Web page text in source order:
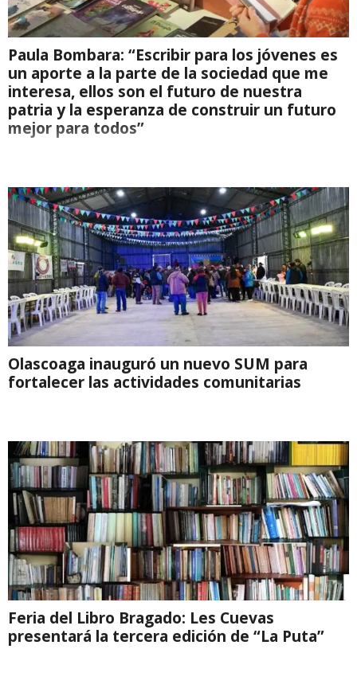
Paula Bombara: “Escribir para los jóvenes es
un aporte a la parte de la sociedad que me
interesa, ellos son el futuro de nuestra
patria y la esperanza de construir un futuro
mejor para todos”
Olascoaga inauguró un nuevo SUM para
fortalecer las actividades comunitarias
Feria del Libro Bragado: Les Cuevas
presentará la tercera edición de “La Puta”